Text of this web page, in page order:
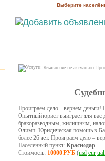
Выберите
Объявление не актуально
Проиграем дело – вернем деньги!
Опытный юрист выиграет для вас
бракоразводным, жилищным,
Олимп. Юридическая помощь в
более 26 лет. Проиграем дело –
Населенный пункт: Краснодар
Стоимость: 10000 РУБ(usd eur uah